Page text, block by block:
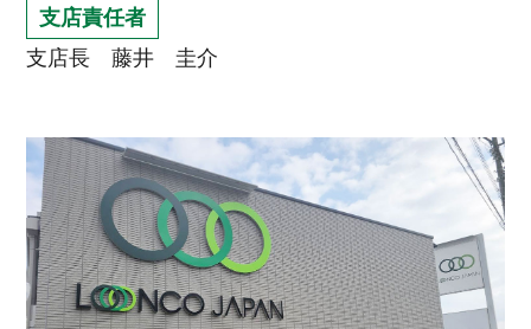
支店責任者
支店長 藤井 圭介